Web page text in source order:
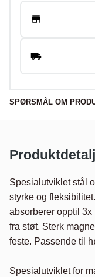
SPØRSMÅL OM
Spesialutviklet stål
styrke og
absorberer opptil 3x
fra støt. Sterk
feste. Passende til
Spesialutviklet for